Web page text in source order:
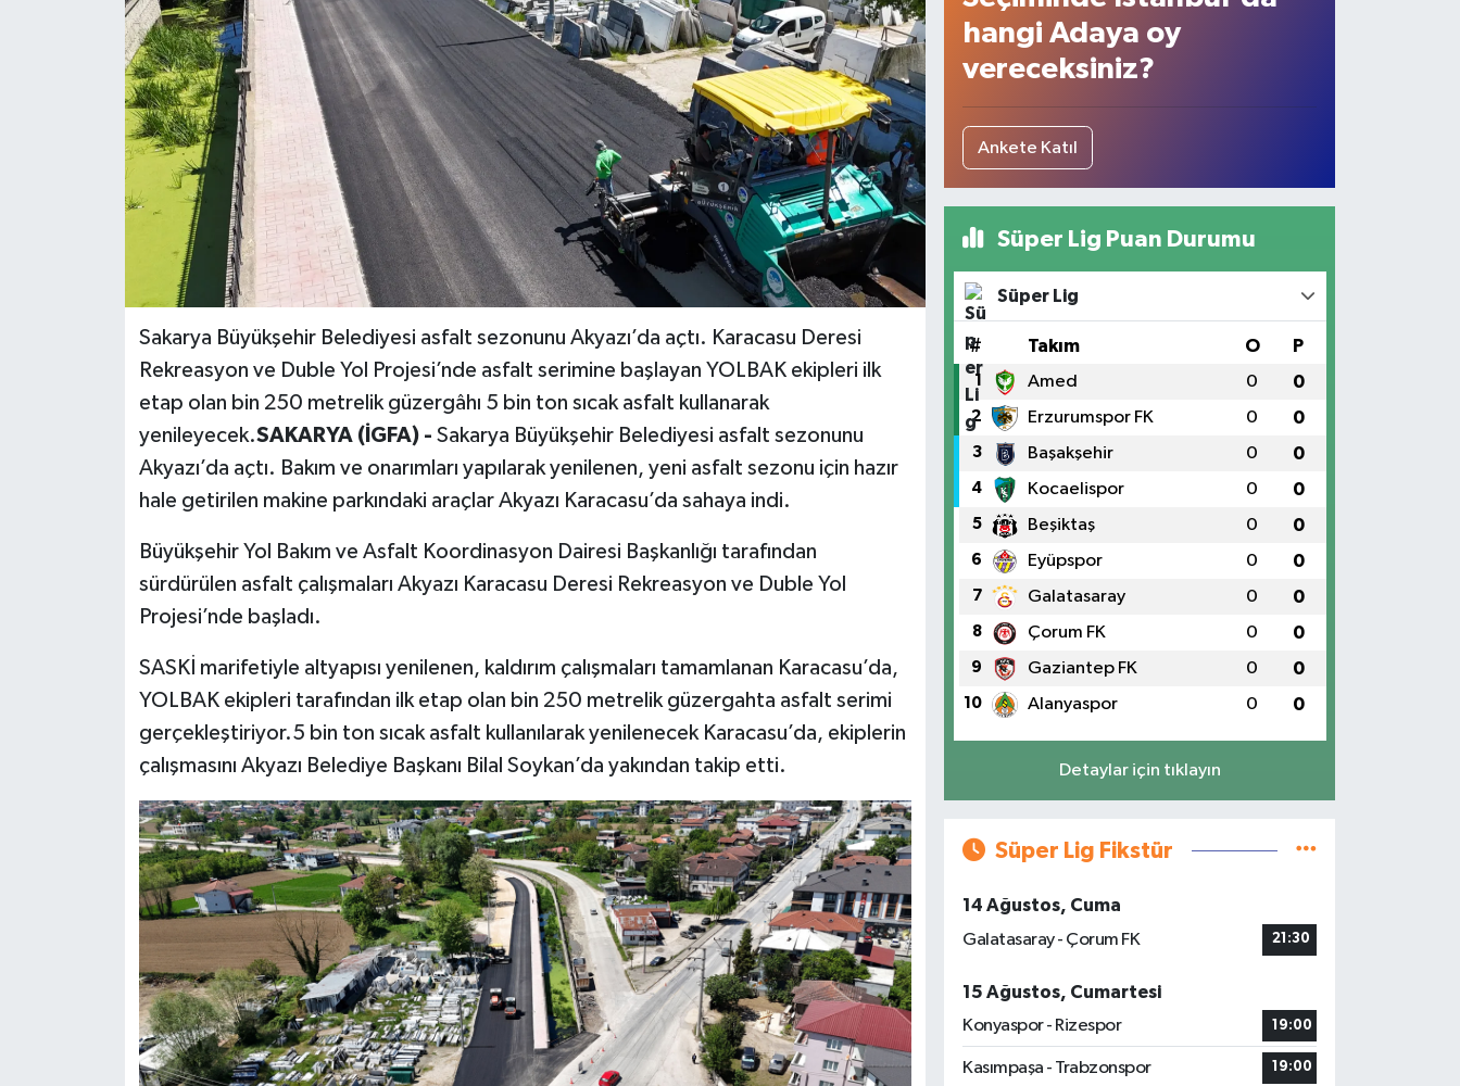
Sakarya Büyükşehir Belediyesi asfalt sezonunu Akyazı’da açtı. Karacasu Deresi
Rekreasyon ve Duble Yol Projesi’nde asfalt serimine başlayan YOLBAK ekipleri ilk
etap olan bin 250 metrelik güzergâhı 5 bin ton sıcak asfalt kullanarak
yenileyecek.SAKARYA (İGFA) - Sakarya Büyükşehir Belediyesi asfalt sezonunu
Akyazı’da açtı. Bakım ve onarımları yapılarak yenilenen, yeni asfalt sezonu için hazır
hale getirilen makine parkındaki araçlar Akyazı Karacasu’da sahaya indi.
Büyükşehir Yol Bakım ve Asfalt Koordinasyon Dairesi Başkanlığı tarafından
sürdürülen asfalt çalışmaları Akyazı Karacasu Deresi Rekreasyon ve Duble Yol
Projesi’nde başladı.
SASKİ marifetiyle altyapısı yenilenen, kaldırım çalışmaları tamamlanan Karacasu’da,
YOLBAK ekipleri tarafından ilk etap olan bin 250 metrelik güzergahta asfalt serimi
gerçekleştiriyor.5 bin ton sıcak asfalt kullanılarak yenilenecek Karacasu’da, ekiplerin
çalışmasını Akyazı Belediye Başkanı Bilal Soykan’da yakından takip etti.
hangi Adaya oy
vereceksiniz?
Ankete Katıl
Süper Lig Puan Durumu
Süper Lig
# Takım O P
1 Amed 0 0
2 Erzurumspor FK 0 0
3 Başakşehir 0 0
4 Kocaelispor 0 0
5 Beşiktaş 0 0
6 Eyüpspor 0 0
7 Galatasaray 0 0
8 Çorum FK 0 0
9 Gaziantep FK 0 0
10 Alanyaspor 0 0
Detaylar için tıklayın
Süper Lig Fikstür
14 Ağustos, Cuma
Galatasaray - Çorum FK
21:30
15 Ağustos, Cumartesi
Konyaspor - Rizespor
19:00
Kasımpaşa - Trabzonspor 19:00